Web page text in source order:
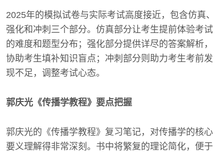
2025年的模拟试卷与实际考试高度接近，包含仿真、
强化和冲刺三个部分。仿真部分让考生提前体验考试
的难度和题型分布；强化部分提供详尽的答案解析，
协助考生填补知识盲点；冲刺部分则助力考生考前发
现不足，调整考试心态。
郭庆光《传播学教程》要点把握
郭庆光的《传播学教程》复习笔记，对传播学的核心
要义理解得非常深刻。书中将繁复的理论简化，便于